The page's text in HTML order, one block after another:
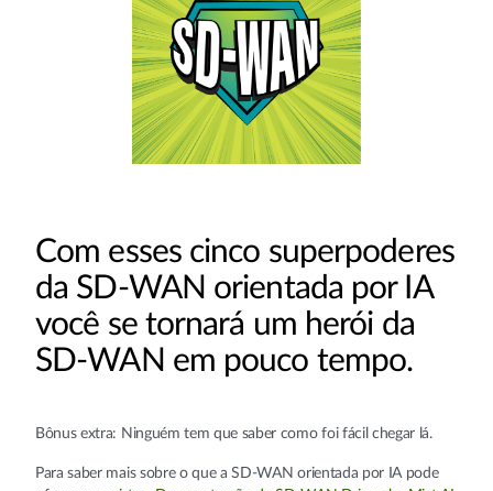
Com esses cinco superpoderes
da SD-WAN orientada por IA
você se tornará um herói da
SD-WAN em pouco tempo.
Bônus extra: Ninguém tem que saber como foi fácil chegar lá.
Para saber mais sobre o que a SD-WAN orientada por IA pode